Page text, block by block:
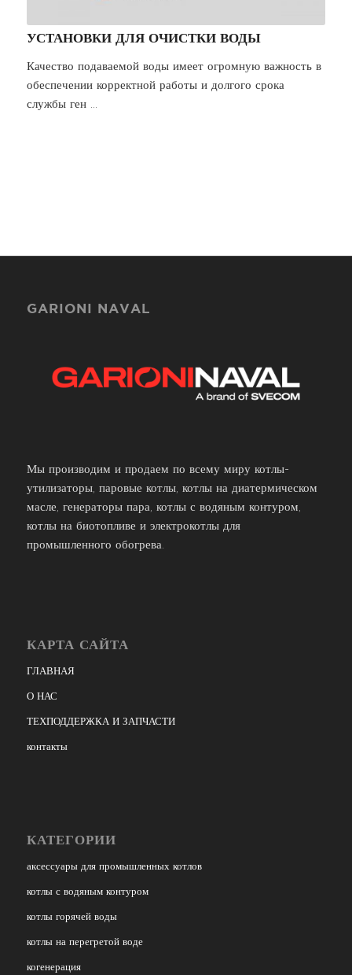
УСТАНОВКИ ДЛЯ ОЧИСТКИ ВОДЫ
Качество подаваемой воды имеет огромную важность в
обеспечении корректной работы и долгого срока
службы ген ...
GARIONI NAVAL
Мы производим и продаем по всему миру котлы-
утилизаторы, паровые котлы, котлы на диатермическом
масле, генераторы пара, котлы с водяным контуром,
котлы на биотопливе и электрокотлы для
промышленного обогрева.
КАРТА САЙТА
ГЛАВНАЯ
О НАС
ТЕХПОДДЕРЖКА И ЗАПЧАСТИ
контакты
КАТЕГОРИИ
аксессуары для промышленных котлов
котлы с водяным контуром
котлы горячей воды
котлы на перегретой воде
когенерация